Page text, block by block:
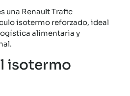
una Renault Trafic
isotermo reforzado, ideal
alimentaria y
isotermo